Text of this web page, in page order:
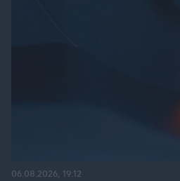
06.08.2026, 19:12